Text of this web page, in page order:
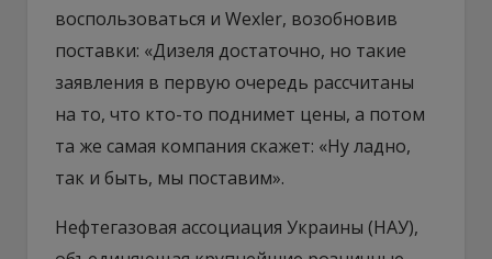
воспользоваться и Wexler, возобновив
поставки: «Дизеля достаточно, но такие
заявления в первую очередь рассчитаны
на то, что кто-то поднимет цены, а потом
та же самая компания скажет: «Ну ладно,
так и быть, мы поставим».
Нефтегазовая ассоциация Украины (НАУ),